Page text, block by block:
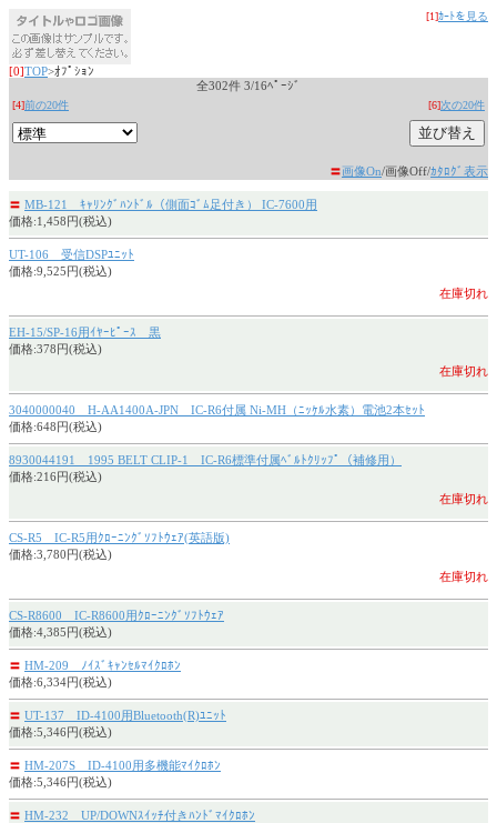
[1]ｶｰﾄを見る
[0]TOP>ｵﾌﾟｼｮﾝ
全302件 3/16ﾍﾟｰｼﾞ
[4]前の20件 [6]次の20件
〓画像On/画像Off/ｶﾀﾛｸﾞ表示
〓 MB-121 ｷｬﾘﾝｸﾞﾊﾝﾄﾞﾙ（側面ｺﾞﾑ足付き） IC-7600用
価格:1,458円(税込)
UT-106 受信DSPﾕﾆｯﾄ
価格:9,525円(税込)
在庫切れ
EH-15/SP-16用ｲﾔｰﾋﾟｰｽ 黒
価格:378円(税込)
在庫切れ
3040000040 H-AA1400A-JPN IC-R6付属 Ni-MH（ﾆｯｹﾙ水素）電池2本ｾｯﾄ
価格:648円(税込)
8930044191 1995 BELT CLIP-1 IC-R6標準付属ﾍﾞﾙﾄｸﾘｯﾌﾟ（補修用）
価格:216円(税込)
在庫切れ
CS-R5 IC-R5用ｸﾛｰﾆﾝｸﾞｿﾌﾄｳｪｱ(英語版)
価格:3,780円(税込)
在庫切れ
CS-R8600 IC-R8600用ｸﾛｰﾆﾝｸﾞｿﾌﾄｳｪｱ
価格:4,385円(税込)
〓 HM-209 ﾉｲｽﾞｷｬﾝｾﾙﾏｲｸﾛﾎﾝ
価格:6,334円(税込)
〓 UT-137 ID-4100用Bluetooth(R)ﾕﾆｯﾄ
価格:5,346円(税込)
〓 HM-207S ID-4100用多機能ﾏｲｸﾛﾎﾝ
価格:5,346円(税込)
〓 HM-232 UP/DOWNｽｲｯﾁ付きﾊﾝﾄﾞﾏｲｸﾛﾎﾝ